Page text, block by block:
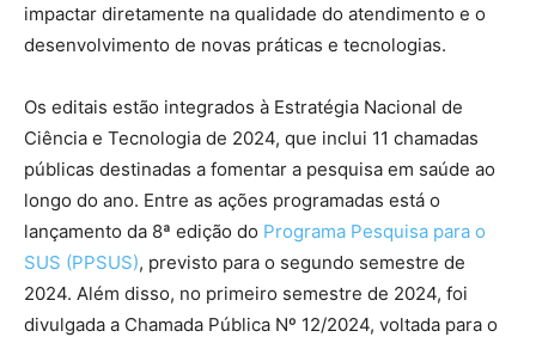
impactar diretamente na qualidade do atendimento e o
desenvolvimento de novas práticas e tecnologias.
Os editais estão integrados à Estratégia Nacional de
Ciência e Tecnologia de 2024, que inclui 11 chamadas
públicas destinadas a fomentar a pesquisa em saúde ao
longo do ano. Entre as ações programadas está o
lançamento da 8ª edição do Programa Pesquisa para o
SUS (PPSUS), previsto para o segundo semestre de
2024. Além disso, no primeiro semestre de 2024, foi
divulgada a Chamada Pública Nº 12/2024, voltada para o